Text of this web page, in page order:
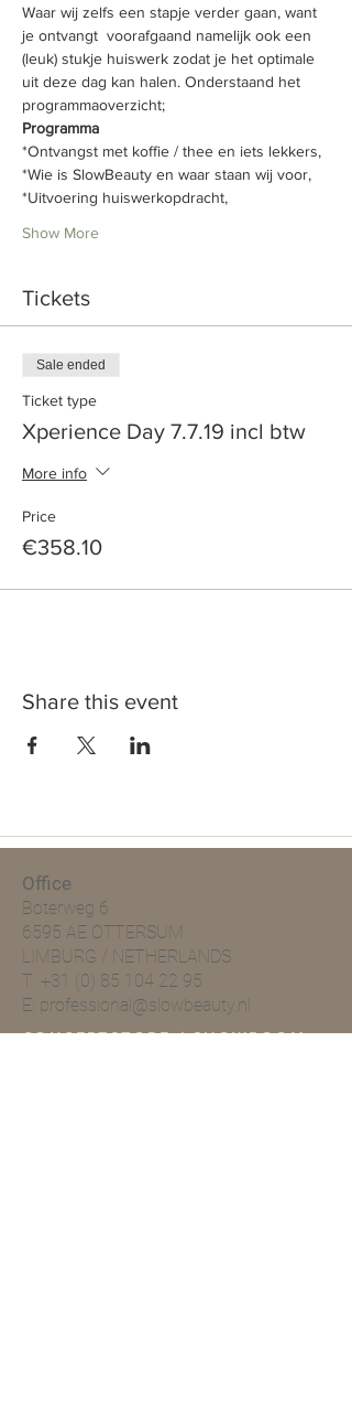
Waar wij zelfs een stapje verder gaan, want
je ontvangt  voorafgaand namelijk ook een
(leuk) stukje huiswerk zodat je het optimale
uit deze dag kan halen. Onderstaand het
programmaoverzicht;
Programma
*Ontvangst met koffie / thee en iets lekkers,
*Wie is SlowBeauty en waar staan wij voor,
*Uitvoering huiswerkopdracht,
Show More
Tickets
Sale ended
Ticket type
Xperience Day 7.7.19 incl btw
More info
Price
€358.10
Share this event
Office
Boterweg 6
6595 AE OTTERSUM
LIMBURG / NETHERLANDS
T: +31 (0) 85 104 22 95
E: professional@slowbeauty.nl
CONCEPTSTORE / SHOWROOM